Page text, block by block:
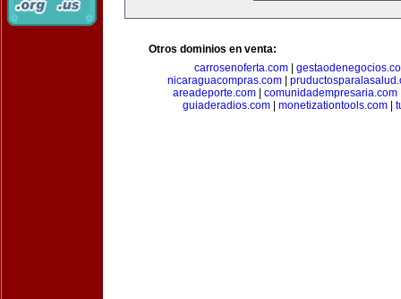
Otros dominios en venta:
carrosenoferta.com
nicaraguacompras.com
areadeporte.com| comunidadempresaria.com
guiaderadios.com| monetizationtools.com|